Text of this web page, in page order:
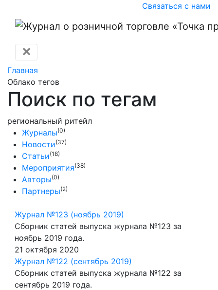
Связаться с нами
✕
Главная
Облако тегов
Поиск по тегам
региональный ритейл
Журналы(0)
Новости(37)
Статьи(18)
Мероприятия(38)
Авторы(0)
Партнеры(2)
Журнал №123 (ноябрь 2019)
Сборник статей выпуска журнала №123 за
ноябрь 2019 года.
21 октября 2020
Журнал №122 (сентябрь 2019)
Сборник статей выпуска журнала №122 за
сентябрь 2019 года.